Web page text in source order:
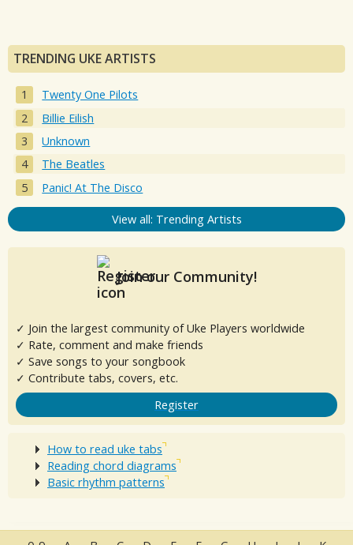
TRENDING UKE ARTISTS
Twenty One Pilots
Billie Eilish
Unknown
The Beatles
Panic! At The Disco
View all: Trending Artists
Join our Community!
✓ Join the largest community of Uke Players worldwide
✓ Rate, comment and make friends
✓ Save songs to your songbook
✓ Contribute tabs, covers, etc.
Register
How to read uke tabs
Reading chord diagrams
Basic rhythm patterns